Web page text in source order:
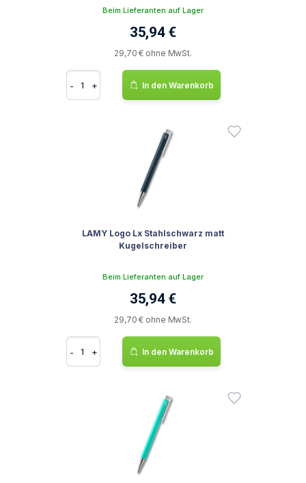
Beim Lieferanten auf Lager
35,94 €
29,70 € ohne MwSt.
- + In den Warenkorb
LAMY Logo Lx Stahlschwarz matt
Kugelschreiber
Beim Lieferanten auf Lager
35,94 €
29,70 € ohne MwSt.
- + In den Warenkorb